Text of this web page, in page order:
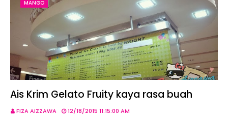
MANGO
Ais Krim Gelato Fruity kaya rasa buah
FIZA AIZZAWA 12/18/2015 11:15:00 AM